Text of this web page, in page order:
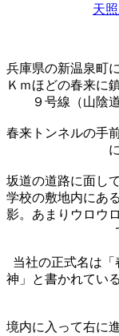
天
兵庫県の新温泉町
Ｋｍほどの春来に
９号線（山陰
春来トンネルの手
坂道の道路に面し
学校の敷地内にあ
影。あまりウロウ
当社の正式名は
神」と書かれてい
境内に入って右に